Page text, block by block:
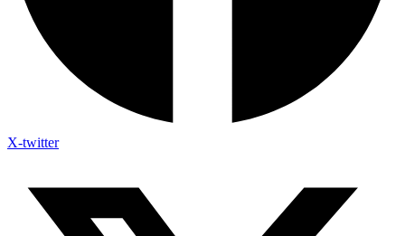
X-twitter